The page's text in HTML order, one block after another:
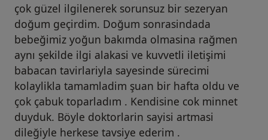
çok güzel ilgilenerek sorunsuz bir sezeryan
doğum geçirdim. Doğum sonrasindada
bebeğimiz yoğun bakımda olmasina rağmen
aynı şekilde ilgi alakasi ve kuvvetli iletişimi
babacan tavirlariyla sayesinde sürecimi
kolaylikla tamamladim şuan bir hafta oldu ve
çok çabuk toparladım . Kendisine cok minnet
duyduk. Böyle doktorlarin sayisi artmasi
dileğiyle herkese tavsiye ederim .